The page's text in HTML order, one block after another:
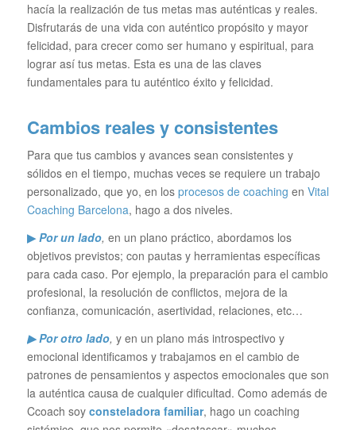
hacía la realización de tus metas mas auténticas y reales.
Disfrutarás de una vida con auténtico propósito y mayor
felicidad, para crecer como ser humano y espiritual, para
lograr así tus metas. Esta es una de las claves
fundamentales para tu auténtico éxito y felicidad.
Cambios reales y consistentes
Para que tus cambios y avances sean consistentes y
sólidos en el tiempo, muchas veces se requiere un trabajo
personalizado, que yo, en los procesos de coaching en Vital
Coaching Barcelona, hago a dos niveles.
▶Por un lado, en un plano práctico, abordamos los
objetivos previstos; con pautas y herramientas específicas
para cada caso. Por ejemplo, la preparación para el cambio
profesional, la resolución de conflictos, mejora de la
confianza, comunicación, asertividad, relaciones, etc…
▶ Por otro lado, y en un plano más introspectivo y
emocional identificamos y trabajamos en el cambio de
patrones de pensamientos y aspectos emocionales que son
la auténtica causa de cualquier dificultad. Como además de
Ccoach soy consteladora familiar, hago un coaching